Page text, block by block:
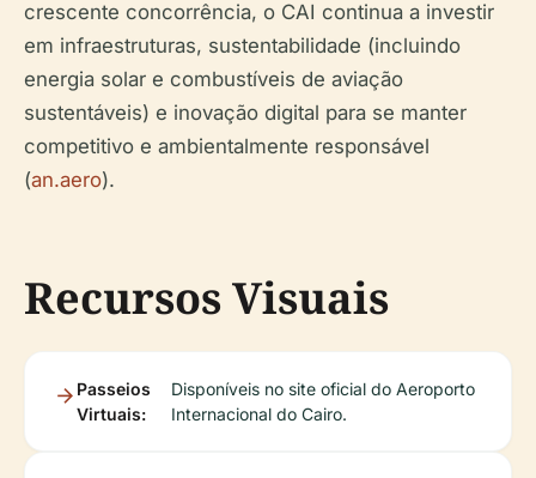
crescente concorrência, o CAI continua a investir
em infraestruturas, sustentabilidade (incluindo
energia solar e combustíveis de aviação
sustentáveis) e inovação digital para se manter
competitivo e ambientalmente responsável
(an.aero).
Recursos Visuais
Passeios
Virtuais:
Disponíveis no site oficial do Aeroporto
Internacional do Cairo.